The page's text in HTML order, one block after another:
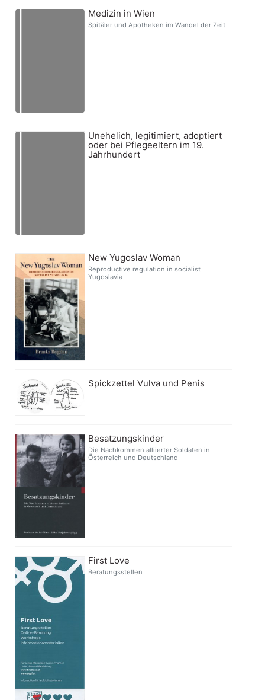
Medizin in Wien
Spitäler und Apotheken im Wandel der Zeit
Unehelich, legitimiert, adoptiert
oder bei Pflegeeltern im 19.
Jahrhundert
New Yugoslav Woman
Reproductive regulation in socialist
Yugoslavia
Spickzettel Vulva und Penis
Besatzungskinder
Die Nachkommen alliierter Soldaten in
Österreich und Deutschland
First Love
Beratungsstellen